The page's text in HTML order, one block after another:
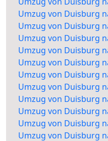
Umzug von Duisburg
Umzug von Duisburg
Umzug von Duisburg
Umzug von Duisburg
Umzug von Duisburg
Umzug von Duisburg
Umzug von Duisburg
Umzug von Duisburg
Umzug von Duisburg
Umzug von Duisburg
Umzug von Duisburg